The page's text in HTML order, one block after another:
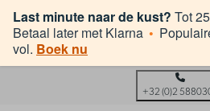
Last minute naar de kust? Tot
Betaal later met Klarna •
vol. Boek nu
+32 (0)2